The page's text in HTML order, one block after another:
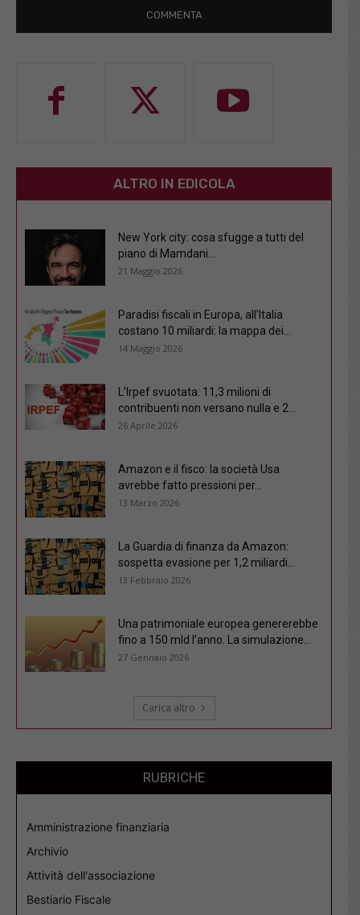
ALTRO IN EDICOLA
New York city: cosa sfugge a tutti del
piano di Mamdani...
21 Maggio 2026
Paradisi fiscali in Europa, all’Italia
costano 10 miliardi: la mappa dei...
14 Maggio 2026
L’Irpef svuotata: 11,3 milioni di
contribuenti non versano nulla e 2...
26 Aprile 2026
Amazon e il fisco: la società Usa
avrebbe fatto pressioni per...
13 Marzo 2026
La Guardia di finanza da Amazon:
sospetta evasione per 1,2 miliardi...
13 Febbraio 2026
Una patrimoniale europea genererebbe
fino a 150 mld l’anno. La simulazione...
27 Gennaio 2026
Carica altro
RUBRICHE
Amministrazione finanziaria
Archivio
Attività dell'associazione
Bestiario Fiscale